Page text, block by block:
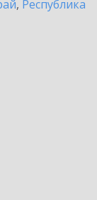
, Республика